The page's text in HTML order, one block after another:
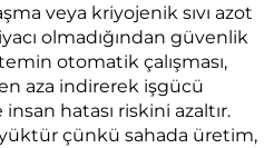
veya kriyojenik sıvı azot
olmadığından güvenlik
otomatik çalışması,
aza indirerek işgücü
hatası riskini azaltır.
çünkü sahada üretim,